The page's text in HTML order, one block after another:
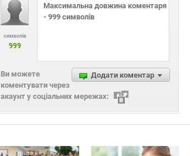
символів
999
Додати коментар
Ви можете
коментувати через
акаунт у соціальних мережах: